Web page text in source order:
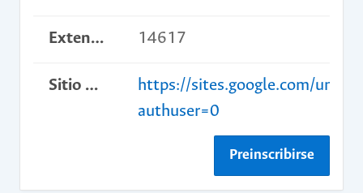
Extensión 14617
Sitio web del curso
https://sites.google.com/
authuser=0
Preinscribirse